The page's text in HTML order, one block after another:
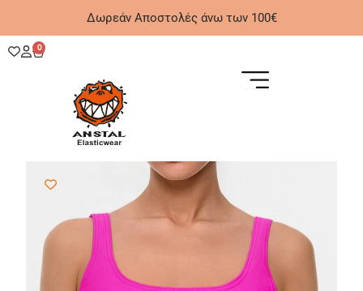
περιεχόμενο
Δωρεάν Αποστολές άνω των 100€
0
Cart